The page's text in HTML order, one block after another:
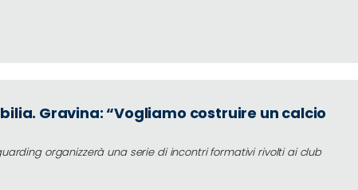
Gravina: “Vogliamo costruire un calcio
organizzerà una serie di incontri formativi rivolti ai club